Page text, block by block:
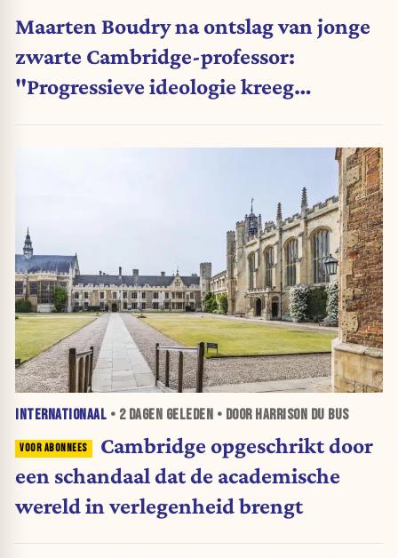
Maarten Boudry na ontslag van jonge
zwarte Cambridge-professor:
"Progressieve ideologie kreeg
INTERNATIONAAL • 2 DAGEN GELEDEN • DOOR HARRISON DU BUS
Cambridge opgeschrikt door
een schandaal dat de academische
wereld in verlegenheid brengt